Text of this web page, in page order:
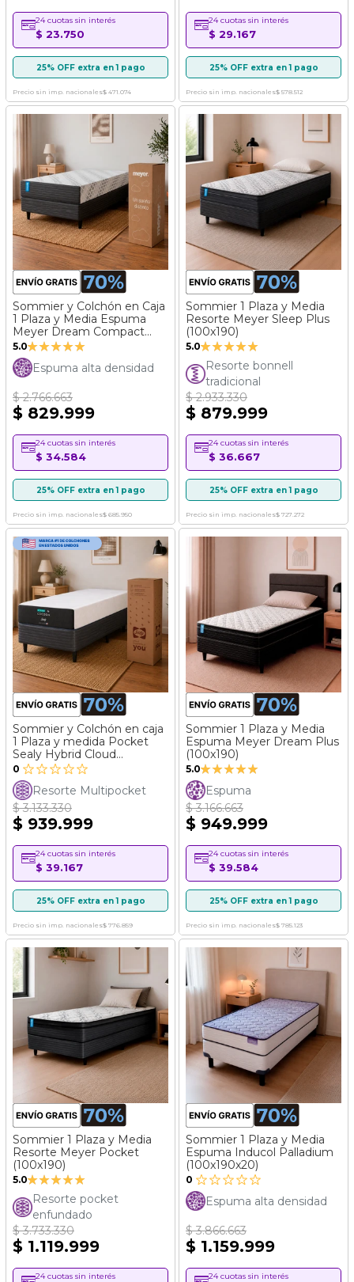
24 cuotas sin interés
$ 23.750
25% OFF extra en 1 pago
Precio sin imp. nacionales$ 471.074
24 cuotas sin interés
$ 29.167
25% OFF extra en 1 pago
Precio sin imp. nacionales$ 578.512
Sommier y Colchón en Caja
1 Plaza y Media Espuma
Meyer Dream Compact
(100x190)
5.0Valoración:
100%
Espuma alta densidad
$ 2.766.663
$ 829.999
24 cuotas sin interés
$ 34.584
25% OFF extra en 1 pago
Precio sin imp. nacionales$ 685.950
Sommier 1 Plaza y Media
Resorte Meyer Sleep Plus
(100x190)
5.0Valoración:
100%
Resorte bonnell
tradicional
$ 2.933.330
$ 879.999
24 cuotas sin interés
$ 36.667
25% OFF extra en 1 pago
Precio sin imp. nacionales$ 727.272
Sommier y Colchón en caja
1 Plaza y medida Pocket
Sealy Hybrid Cloud
(100x190)
0
Resorte Multipocket
$ 3.133.330
$ 939.999
24 cuotas sin interés
$ 39.167
25% OFF extra en 1 pago
Precio sin imp. nacionales$ 776.859
Sommier 1 Plaza y Media
Espuma Meyer Dream Plus
(100x190)
5.0Valoración:
100%
Espuma
$ 3.166.663
$ 949.999
24 cuotas sin interés
$ 39.584
25% OFF extra en 1 pago
Precio sin imp. nacionales$ 785.123
Sommier 1 Plaza y Media
Resorte Meyer Pocket
(100x190)
5.0Valoración:
100%
Resorte pocket
enfundado
$ 3.733.330
$ 1.119.999
24 cuotas sin interés
Sommier 1 Plaza y Media
Espuma Inducol Palladium
(100x190x20)
0
Espuma alta densidad
$ 3.866.663
$ 1.159.999
24 cuotas sin interés